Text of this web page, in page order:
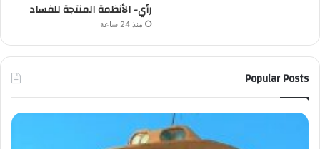
رأي- الأنظمة المنتجة للفساد
منذ 24 ساعة
Popular Posts